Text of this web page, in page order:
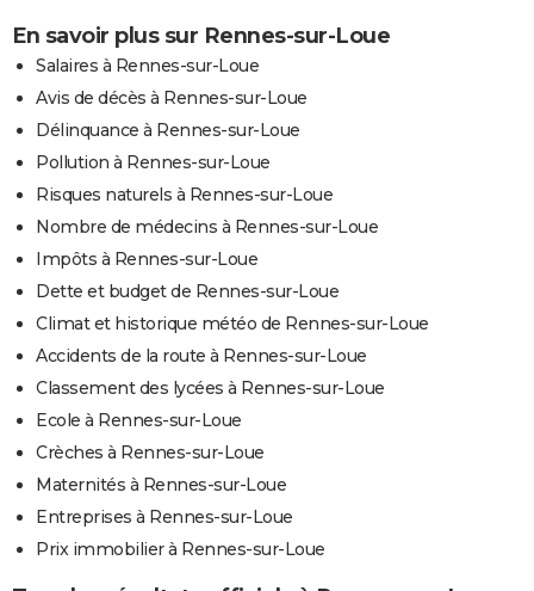
En savoir plus sur Rennes-sur-Loue
Salaires à Rennes-sur-Loue
Avis de décès à Rennes-sur-Loue
Délinquance à Rennes-sur-Loue
Pollution à Rennes-sur-Loue
Risques naturels à Rennes-sur-Loue
Nombre de médecins à Rennes-sur-Loue
Impôts à Rennes-sur-Loue
Dette et budget de Rennes-sur-Loue
Climat et historique météo de Rennes-sur-Loue
Accidents de la route à Rennes-sur-Loue
Classement des lycées à Rennes-sur-Loue
Ecole à Rennes-sur-Loue
Crèches à Rennes-sur-Loue
Maternités à Rennes-sur-Loue
Entreprises à Rennes-sur-Loue
Prix immobilier à Rennes-sur-Loue